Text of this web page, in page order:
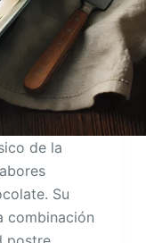
de la
Su
combinación